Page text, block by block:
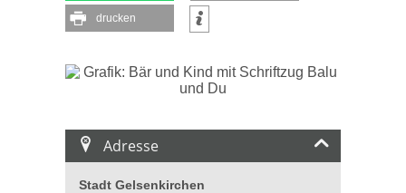
drucken
Adresse
Stadt Gelsenkirchen